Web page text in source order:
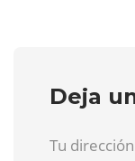
Deja
Tu